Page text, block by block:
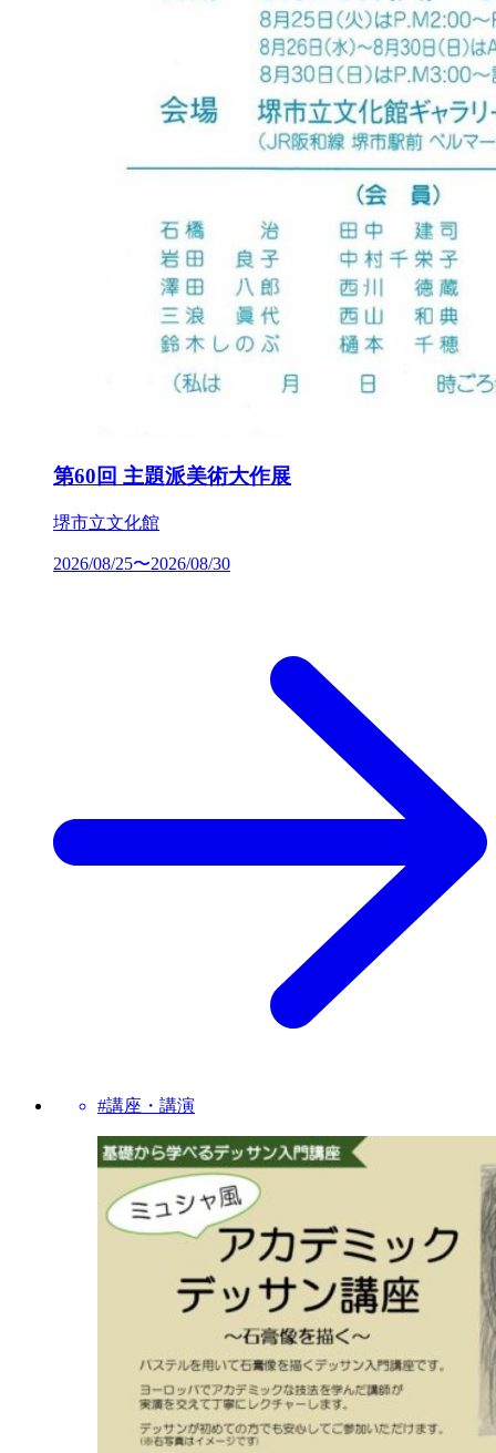
第60回 主題派美術大作展
堺市立文化館
2026/08/25〜2026/08/30
#講座・講演